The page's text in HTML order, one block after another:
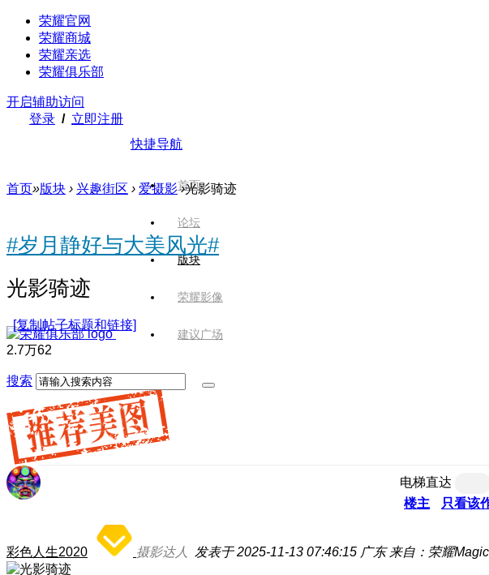
荣耀官网
荣耀商城
荣耀亲选
荣耀俱乐部
开启辅助访问
登录 / 立即注册
快捷导航
首页
论坛
版块
荣耀影像
建议广场
搜索
首页»版块 › 兴趣街区 › 爱摄影 ›光影骑迹
#岁月静好与大美风光#
光影骑迹
[复制帖子标题和链接]
2.7万62
电梯直达
楼主
只看该
彩色人生2020 摄影达人 发表于 2025-11-13 07:46:15 广东 来自：荣耀